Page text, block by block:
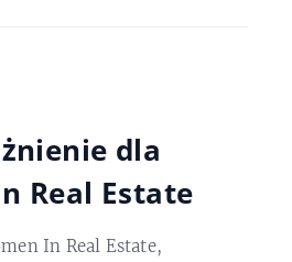
dla
Real Estate
In Real Estate,